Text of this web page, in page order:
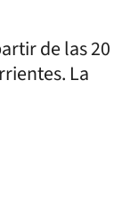
de las 20
La